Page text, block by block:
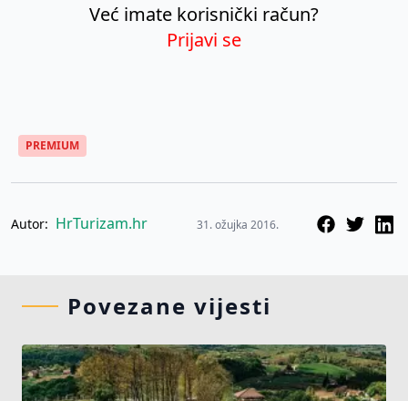
Već imate korisnički račun?
Prijavi se
PREMIUM
Autor: HrTurizam.hr 31. ožujka 2016.
Povezane vijesti